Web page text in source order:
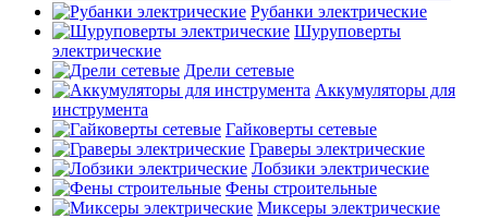
Рубанки электрические
Шуруповерты
электрические
Дрели сетевые
Аккумуляторы для
инструмента
Гайковерты сетевые
Граверы электрические
Лобзики электрические
Фены строительные
Миксеры электрические